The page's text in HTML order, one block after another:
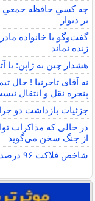
چه كسي حافظه جمعي
بر ديوار
گفت‌وگو با خانواده
زنده نماند
هشدار چین به ژاپن: با
نه آقای تاجرنیا !
پنجره نقل و انتقال
جزئیات بازداشت دو
در حالی که مذاکرات
از جنگ سخن می‌گوید
شاخص فلاکت ۹۶ درصدی «آتش زیر خاکستر» است